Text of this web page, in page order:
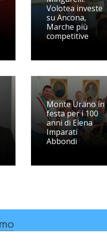
Volotea investe
su Ancona,
Marche più
competitive
Monte Urano in
festa per i 100
anni di Elena
Imparati
Abbondi